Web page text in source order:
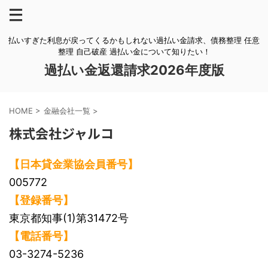
払いすぎた利息が戻ってくるかもしれない過払い金請求、債務整理 任意
整理 自己破産 過払い金について知りたい！
過払い金返還請求2026年度版
HOME > 金融会社一覧 >
株式会社ジャルコ
【日本貸金業協会員番号】
005772
【登録番号】
東京都知事(1)第31472号
【電話番号】
03-3274-5236